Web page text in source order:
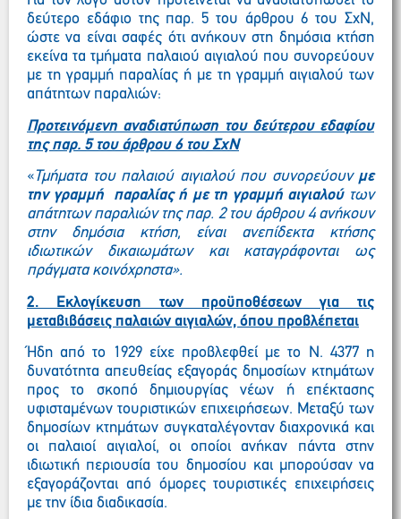
δεύτερο εδάφιο της παρ. 5 του άρθρου 6 του ΣχΝ,
ώστε να είναι σαφές ότι ανήκουν στη δημόσια κτήση
εκείνα τα τμήματα παλαιού αιγιαλού που συνορεύουν
με τη γραμμή παραλίας ή με τη γραμμή αιγιαλού των
απάτητων παραλιών:
Προτεινόμενη αναδιατύπωση του δεύτερου εδαφίου
της παρ. 5 του άρθρου 6 του ΣχΝ
«Τμήματα του παλαιού αιγιαλού που συνορεύουν με
την γραμμή παραλίας ή με τη γραμμή αιγιαλούτων
απάτητων παραλιών της παρ. 2 του άρθρου 4 ανήκουν
στην δημόσια κτήση, είναι ανεπίδεκτα κτήσης
ιδιωτικών δικαιωμάτων και καταγράφονται ως
πράγματα κοινόχρηστα».
2.
Εκλογίκευση των προϋποθέσεων για τις
μεταβιβάσεις παλαιών αιγιαλών, όπου προβλέπεται
Ήδη από το 1929 είχε προβλεφθεί με το Ν. 4377 η
δυνατότητα απευθείας εξαγοράς δημοσίων κτημάτων
προς το σκοπό δημιουργίας νέων ή επέκτασης
υφισταμένων τουριστικών επιχειρήσεων. Μεταξύ των
δημοσίων κτημάτων συγκαταλέγονταν διαχρονικά και
οι παλαιοί αιγιαλοί, οι οποίοι ανήκαν πάντα στην
ιδιωτική περιουσία του δημοσίου και μπορούσαν να
εξαγοράζονται από όμορες τουριστικές επιχειρήσεις
με την ίδια διαδικασία.